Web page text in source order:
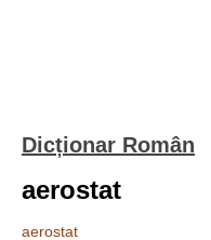
Dicționar Român
aerostat
aerostat